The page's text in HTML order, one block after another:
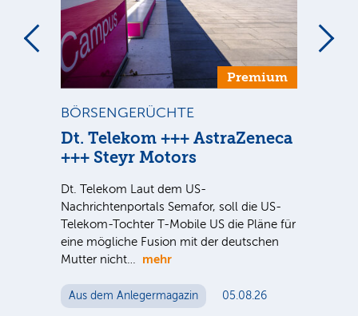
Premium
BÖRSENGERÜCHTE
Dt. Telekom +++ AstraZeneca
+++ Steyr Motors
Dt. Telekom Laut dem US-
Nachrichtenportals Semafor, soll die US-
Telekom-Tochter T-Mobile US die Pläne für
eine mögliche Fusion mit der deutschen
Mutter nicht… mehr
Aus dem Anlegermagazin 05.08.26